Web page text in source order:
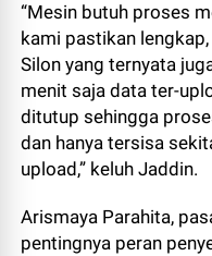
“Mesin butuh proses
kami pastikan
Silon yang ternyata
menit saja data ter-
ditutup sehingga
dan hanya tersisa
upload,” keluh Jaddin.
Arismaya Parahita,
pentingnya peran